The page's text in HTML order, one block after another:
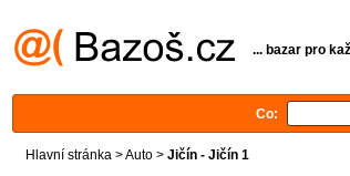
... bazar pro
Co:
Hlavní stránka >Auto > Jičín - Jičín 1